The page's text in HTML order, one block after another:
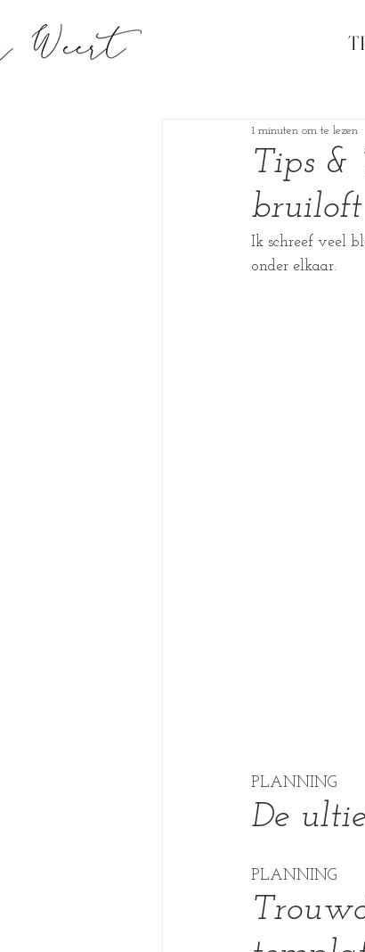
Tips &
bruiloft
1 minuten om te lezen
Ik schreef veel
onder elkaar.
PLANNING
De
PLANNING